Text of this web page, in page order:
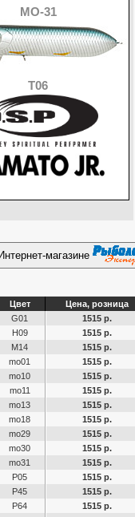
MO-31
T06
магазине
Цвет
Цена, розница
G01
1515 р.
H09
1515 р.
M14
1515 р.
mo01
1515 р.
mo10
1515 р.
mo11
1515 р.
mo13
1515 р.
mo18
1515 р.
mo29
1515 р.
mo30
1515 р.
mo31
1515 р.
P05
1515 р.
P45
1515 р.
P64
1515 р.